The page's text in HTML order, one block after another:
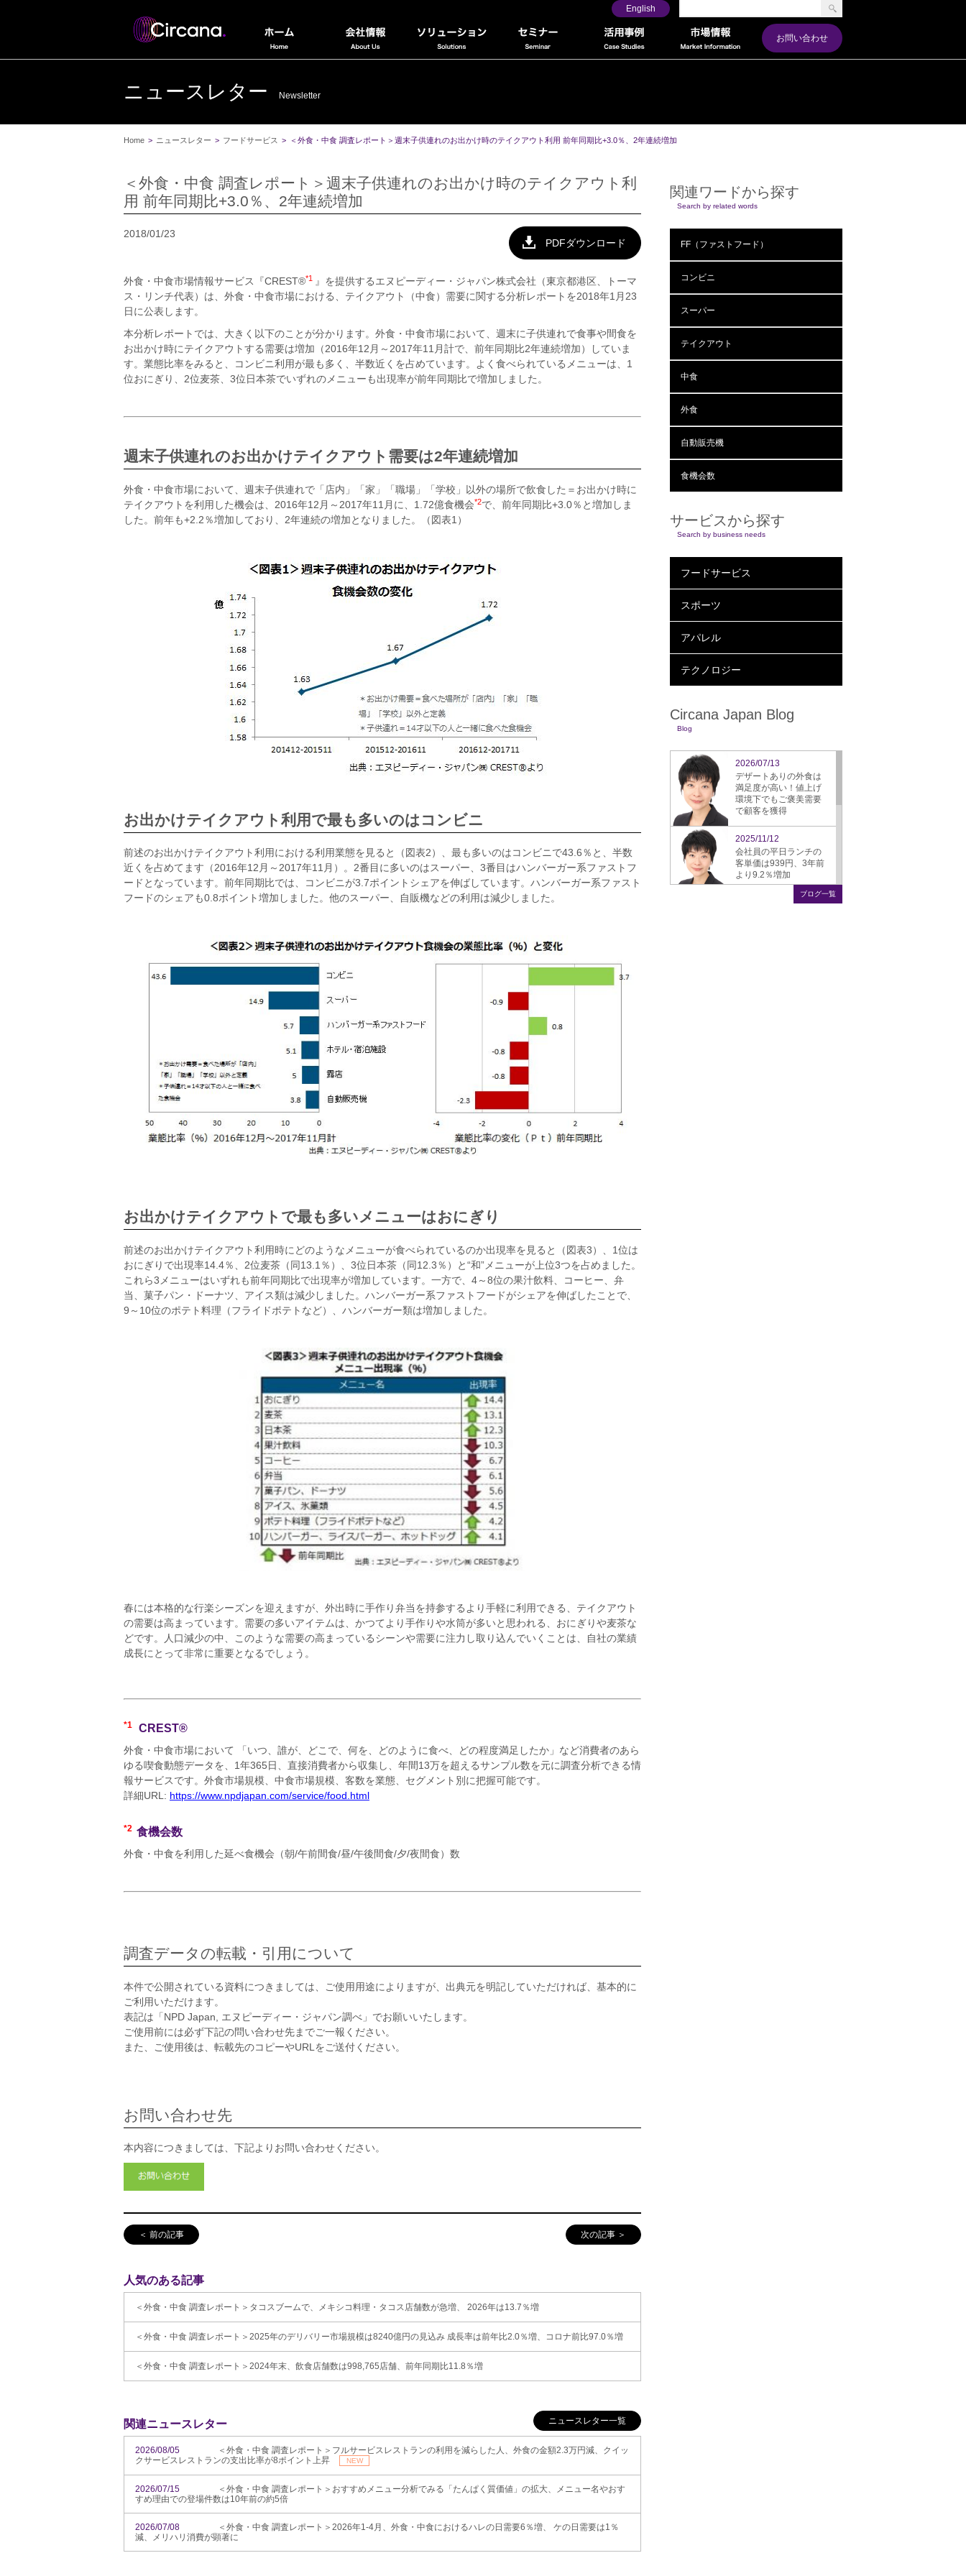
お問い合わせ
English
ニュースレター Newsletter
Home > ニュースレター > フードサービス > ＜外食・中食 調査レポート＞週末子供連れのお出かけ時のテイクアウト利用 前年同期比+3.0％、2年連続増加
＜外食・中食 調査レポート＞週末子供連れのお出かけ時のテイクアウト利
用 前年同期比+3.0％、2年連続増加
2018/01/23
PDFダウンロード
外食・中食市場情報サービス『CREST®*1 』を提供するエヌピーディー・ジャパン株式会社（東京都港区、トーマ
ス・リンチ代表）は、外食・中食市場における、テイクアウト（中食）需要に関する分析レポートを2018年1月23
日に公表します。
本分析レポートでは、大きく以下のことが分かります。外食・中食市場において、週末に子供連れで食事や間食を
お出かけ時にテイクアウトする需要は増加（2016年12月～2017年11月計で、前年同期比2年連続増加）していま
す。業態比率をみると、コンビニ利用が最も多く、半数近くを占めています。よく食べられているメニューは、1
位おにぎり、2位麦茶、3位日本茶でいずれのメニューも出現率が前年同期比で増加しました。
週末子供連れのお出かけテイクアウト需要は2年連続増加
外食・中食市場において、週末子供連れで「店内」「家」「職場」「学校」以外の場所で飲食した＝お出かけ時に
テイクアウトを利用した機会は、2016年12月～2017年11月に、1.72億食機会*2で、前年同期比+3.0％と増加しま
した。前年も+2.2％増加しており、2年連続の増加となりました。（図表1）
お出かけテイクアウト利用で最も多いのはコンビニ
前述のお出かけテイクアウト利用における利用業態を見ると（図表2）、最も多いのはコンビニで43.6％と、半数
近くを占めてます（2016年12月～2017年11月）。2番目に多いのはスーパー、3番目はハンバーガー系ファストフ
ードとなっています。前年同期比では、コンビニが3.7ポイントシェアを伸ばしています。ハンバーガー系ファスト
フードのシェアも0.8ポイント増加しました。他のスーパー、自販機などの利用は減少しました。
お出かけテイクアウトで最も多いメニューはおにぎり
前述のお出かけテイクアウト利用時にどのようなメニューが食べられているのか出現率を見ると（図表3）、1位は
おにぎりで出現率14.4％、2位麦茶（同13.1％）、3位日本茶（同12.3％）と“和”メニューが上位3つを占めました。
これら3メニューはいずれも前年同期比で出現率が増加しています。一方で、4～8位の果汁飲料、コーヒー、弁
当、菓子パン・ドーナツ、アイス類は減少しました。ハンバーガー系ファストフードがシェアを伸ばしたことで、
9～10位のポテト料理（フライドポテトなど）、ハンバーガー類は増加しました。
春には本格的な行楽シーズンを迎えますが、外出時に手作り弁当を持参するより手軽に利用できる、テイクアウト
の需要は高まっています。需要の多いアイテムは、かつてより手作りや水筒が多いと思われる、おにぎりや麦茶な
どです。人口減少の中、このような需要の高まっているシーンや需要に注力し取り込んでいくことは、自社の業績
成長にとって非常に重要となるでしょう。
*1 CREST®
外食・中食市場において 「いつ、誰が、どこで、何を、どのように食べ、どの程度満足したか」など消費者のあら
ゆる喫食動態データを、1年365日、直接消費者から収集し、年間13万を超えるサンプル数を元に調査分析できる情
報サービスです。外食市場規模、中食市場規模、客数を業態、セグメント別に把握可能です。
詳細URL: https://www.npdjapan.com/service/food.html
*2 食機会数
外食・中食を利用した延べ食機会（朝/午前間食/昼/午後間食/夕/夜間食）数
調査データの転載・引用について
本件で公開されている資料につきましては、ご使用用途によりますが、出典元を明記していただければ、基本的に
ご利用いただけます。
表記は「NPD Japan, エヌピーディー・ジャパン調べ」でお願いいたします。
ご使用前には必ず下記の問い合わせ先までご一報ください。
また、ご使用後は、転載先のコピーやURLをご送付ください。
お問い合わせ先
本内容につきましては、下記よりお問い合わせください。
＜ 前の記事 次の記事 ＞
人気のある記事
＜外食・中食 調査レポート＞タコスブームで、メキシコ料理・タコス店舗数が急増、 2026年は13.7％増
＜外食・中食 調査レポート＞2025年のデリバリー市場規模は8240億円の見込み 成長率は前年比2.0％増、コロナ前比97.0％増
＜外食・中食 調査レポート＞2024年末、飲食店舗数は998,765店舗、前年同期比11.8％増
関連ニュースレター ニュースレター一覧
2026/08/05
＜外食・中食 調査レポート＞フルサービスレストランの利用を減らした人、外食の金額2.3万円減、クイッ
クサービスレストランの支出比率が8ポイント上昇
NEW
2026/07/15
＜外食・中食 調査レポート＞おすすめメニュー分析でみる「たんぱく質価値」の拡大、メニュー名やおす
すめ理由での登場件数は10年前の約5倍
2026/07/08
＜外食・中食 調査レポート＞2026年1-4月、外食・中食におけるハレの日需要6％増、 ケの日需要は1％
減、メリハリ消費が顕著に
関連ワードから探す
Search by related words
FF（ファストフード）
コンビニ
スーパー
テイクアウト
中食
外食
自動販売機
食機会数
サービスから探す
Search by business needs
フードサービス
スポーツ
アパレル
テクノロジー
Circana Japan Blog
Blog
2026/07/13
デザートありの外食は
満足度が高い！値上げ
環境下でもご褒美需要
で顧客を獲得
2025/11/12
会社員の平日ランチの
客単価は939円、3年前
より9.2％増加
ブログ一覧